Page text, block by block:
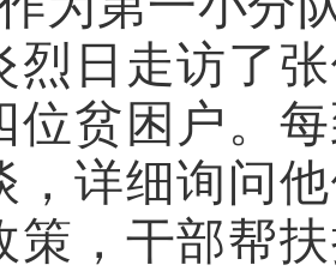
烈日走访了
位贫困户。
，详细询问
策，干部帮